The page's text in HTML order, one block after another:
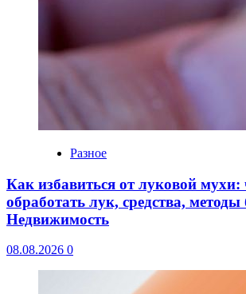
Разное
Как избавиться от луковой мухи:
обработать лук, средства,
Недвижимость
08.08.2026 0